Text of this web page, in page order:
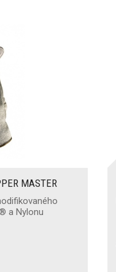
MASTER
a Nylonu